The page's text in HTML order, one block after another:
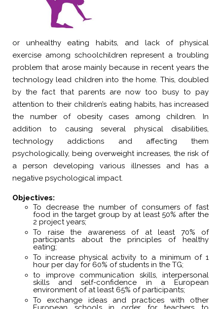
or unhealthy eating habits, and lack of physical
exercise among schoolchildren represent a troubling
problem that arose mainly because in recent years the
technology lead children into the home. This, doubled
by the fact that parents are now too busy to pay
attention to their children’s eating habits, has increased
the number of obesity cases among children. In
addition to causing several physical disabilities,
technology addictions and affecting them
psychologically, being overweight increases, the risk of
a person developing various illnesses and has a
negative psychological impact.
Objectives:
To decrease the number of consumers of fast
food in the target group by at least 50% after the
2 project years;
To raise the awareness of at least 70% of
participants about the principles of healthy
eating;
To increase physical activity to a minimum of 1
hour per day for 60% of students in the TG;
to improve communication skills, interpersonal
skills and self-confidence in a European
environment of at least 65% of participants;
To exchange ideas and practices with other